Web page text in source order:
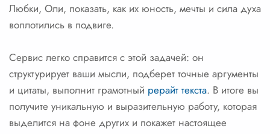
Любки, Оли, показать, как их юность, мечты и сила духа
воплотились в подвиге.
Сервис легко справится с этой задачей: он
структурирует ваши мысли, подберет точные аргументы
и цитаты, выполнит грамотный рерайт текста. В итоге вы
получите уникальную и выразительную работу, которая
выделится на фоне других и покажет настоящее